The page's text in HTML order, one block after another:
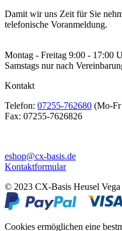
Damit wir uns Zeit für Sie
telefonische Voranmeldung.
Montag - Freitag 9:00 - 17:00
Samstags nur nach
Kontakt
Telefon: 07255-762680 (Mo-
Fax: 07255-7626826
eshop@cx-basis.de
Kontaktformular
© 2023 CX-Basis Heusel
Cookies ermöglichen eine